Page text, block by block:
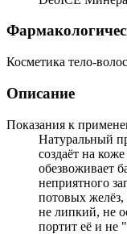
Косметика тело-
Описание
Показания к
Натуральный
создаёт на
обезвоживает
неприятного
потовых желёз,
не липкий, не
портит её и не